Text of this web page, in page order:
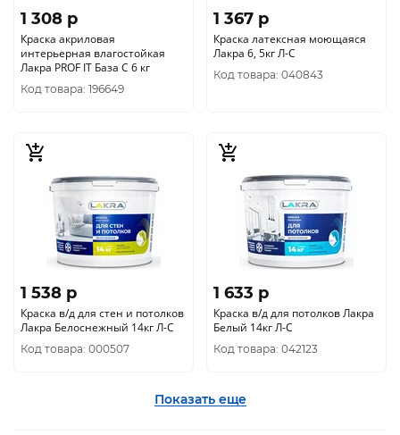
1 308 p
Краска акриловая
интерьерная влагостойкая
Лакра PROF IT База С 6 кг
Код товара: 196649
1 367 p
Краска латексная моющаяся
Лакра 6, 5кг Л-С
Код товара: 040843
1 538 p
Краска в/д для стен и потолков
Лакра Белоснежный 14кг Л-С
Код товара: 000507
1 633 p
Краска в/д для потолков Лакра
Белый 14кг Л-С
Код товара: 042123
Показать еще